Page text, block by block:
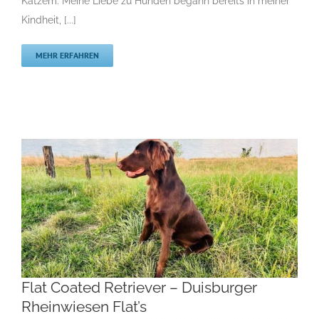
Kindheit, [...]
MEHR ERFAHREN
Flat Coated Retriever – Duisburger
Rheinwiesen Flat’s